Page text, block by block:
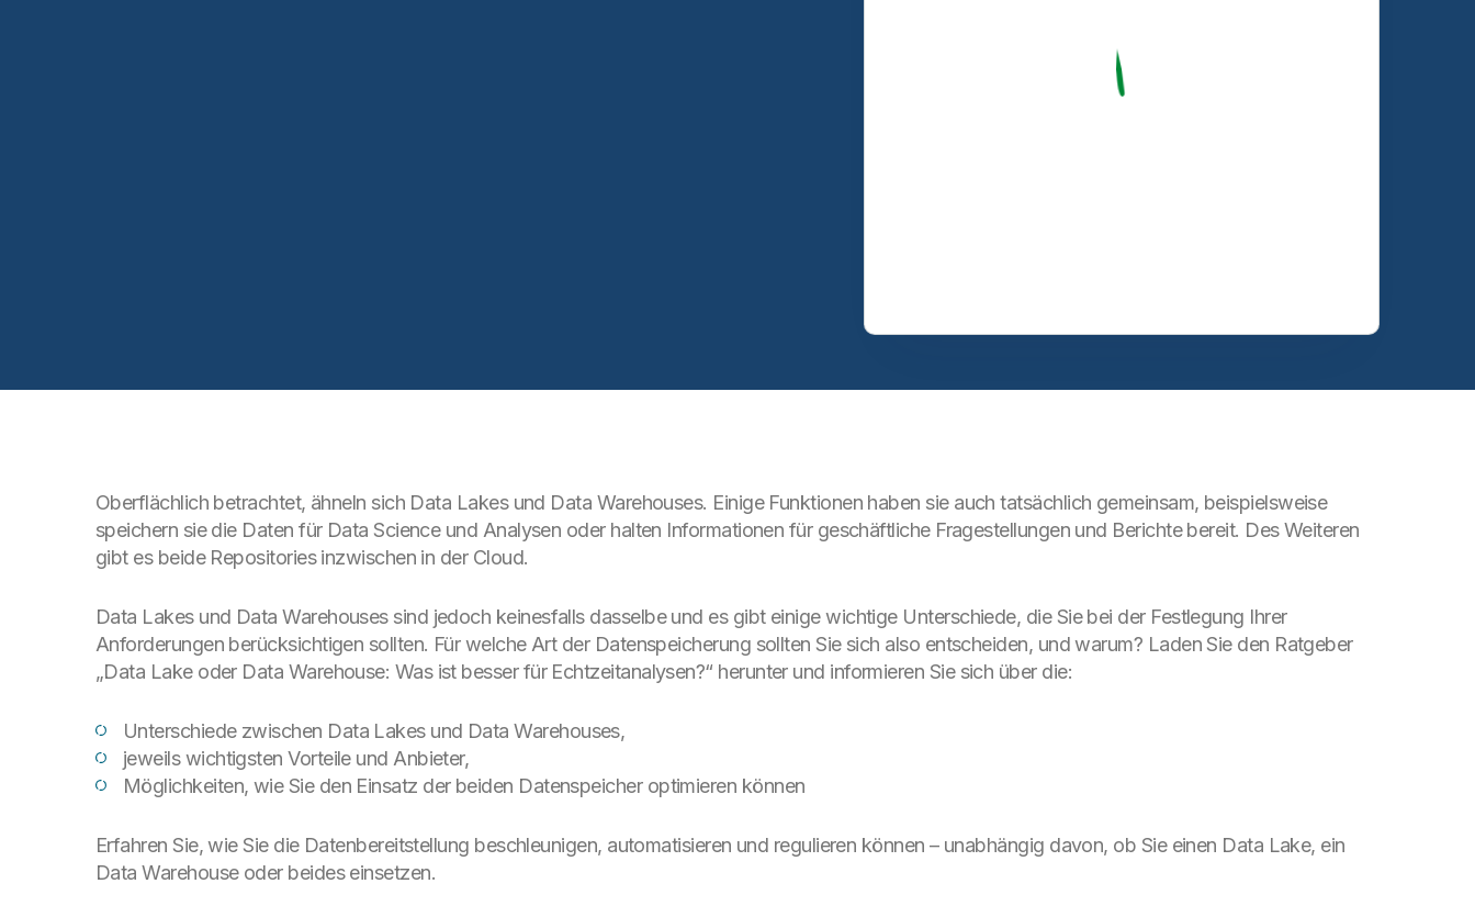
Oberflächlich betrachtet, ähneln sich Data Lakes und Data Warehouses. Einige Funktionen haben sie auch tatsächlich gemeinsam, beispielsweise
speichern sie die Daten für Data Science und Analysen oder halten Informationen für geschäftliche Fragestellungen und Berichte bereit. Des Weiteren
gibt es beide Repositories inzwischen in der Cloud.
Data Lakes und Data Warehouses sind jedoch keinesfalls dasselbe und es gibt einige wichtige Unterschiede, die Sie bei der Festlegung Ihrer
Anforderungen berücksichtigen sollten. Für welche Art der Datenspeicherung sollten Sie sich also entscheiden, und warum? Laden Sie den Ratgeber
„Data Lake oder Data Warehouse: Was ist besser für Echtzeitanalysen?“ herunter und informieren Sie sich über die:
Unterschiede zwischen Data Lakes und Data Warehouses,
jeweils wichtigsten Vorteile und Anbieter,
Möglichkeiten, wie Sie den Einsatz der beiden Datenspeicher optimieren können
Erfahren Sie, wie Sie die Datenbereitstellung beschleunigen, automatisieren und regulieren können – unabhängig davon, ob Sie einen Data Lake, ein
Data Warehouse oder beides einsetzen.